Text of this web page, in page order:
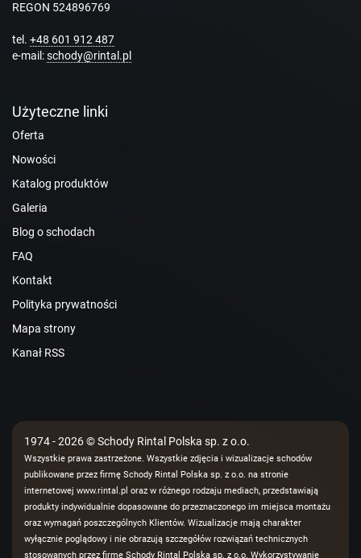
REGON 524896769
tel. +48 601 912 487
e-mail:schody@rintal.pl
Użyteczne linki
Oferta
Nowości
Katalog produktów
Galeria
Blog o schodach
FAQ
Kontakt
Polityka prywatności
Mapa strony
Kanał RSS
1974 - 2026 © Schody Rintal Polska sp. z o.o.
Wszystkie prawa zastrzeżone. Wszystkie zdjęcia i wizualizacje schodów
publikowane przez firmę Schody Rintal Polska sp. z o.o. na stronie
internetowej www.rintal.pl oraz w różnego rodzaju mediach, przedstawiają
produkty indywidualnie dopasowane do przeznaczonego im miejsca montażu
oraz wymagań poszczególnych Klientów. Wizualizacje mają charakter
wyłącznie poglądowy i nie obrazują szczegółów rozwiązań technicznych
stosowanych przez firmę Schody Rintal Polska sp. z o.o. Wykorzystywanie